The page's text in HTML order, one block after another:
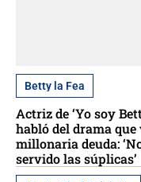
Betty la Fea
Actriz de ‘Yo soy
habló del drama
millonaria deuda:
servido las súplicas’